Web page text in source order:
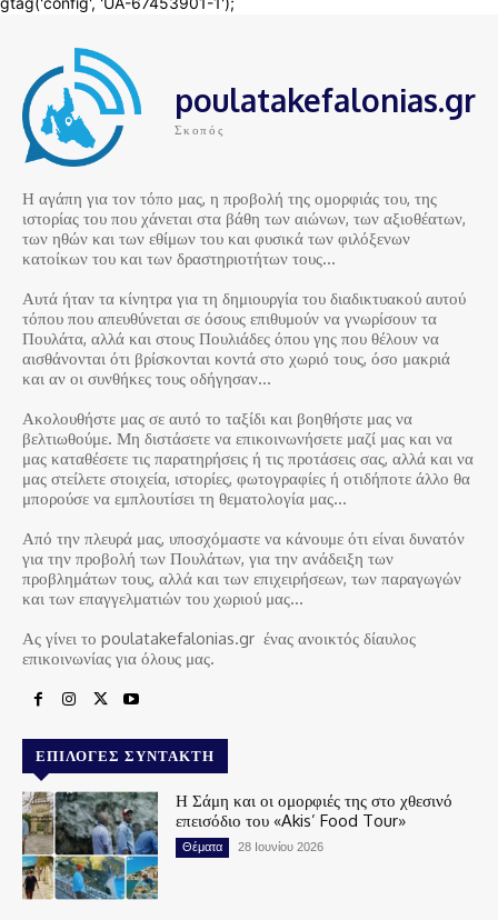
poulatakefalonias.gr
Σκοπός
Η αγάπη για τον τόπο μας, η προβολή της ομορφιάς του, της
ιστορίας του που χάνεται στα βάθη των αιώνων, των αξιοθέατων,
των ηθών και των εθίμων του και φυσικά των φιλόξενων
κατοίκων του και των δραστηριοτήτων τους…
Αυτά ήταν τα κίνητρα για τη δημιουργία του διαδικτυακού αυτού
τόπου που απευθύνεται σε όσους επιθυμούν να γνωρίσουν τα
Πουλάτα, αλλά και στους Πουλιάδες όπου γης που θέλουν να
αισθάνονται ότι βρίσκονται κοντά στο χωριό τους, όσο μακριά
και αν οι συνθήκες τους οδήγησαν…
Ακολουθήστε μας σε αυτό το ταξίδι και βοηθήστε μας να
βελτιωθούμε. Μη διστάσετε να επικοινωνήσετε μαζί μας και να
μας καταθέσετε τις παρατηρήσεις ή τις προτάσεις σας, αλλά και να
μας στείλετε στοιχεία, ιστορίες, φωτογραφίες ή οτιδήποτε άλλο θα
μπορούσε να εμπλουτίσει τη θεματολογία μας…
Από την πλευρά μας, υποσχόμαστε να κάνουμε ότι είναι δυνατόν
για την προβολή των Πουλάτων, για την ανάδειξη των
προβλημάτων τους, αλλά και των επιχειρήσεων, των παραγωγών
και των επαγγελματιών του χωριού μας…
Ας γίνει το poulatakefalonias.gr ένας ανοικτός δίαυλος
επικοινωνίας για όλους μας.
ΕΠΙΛΟΓΈΣ ΣΥΝΤΆΚΤΗ
Η Σάμη και οι ομορφιές της στο χθεσινό
επεισόδιο του «Akis’ Food Tour»
Θέματα 28 Ιουνίου 2026